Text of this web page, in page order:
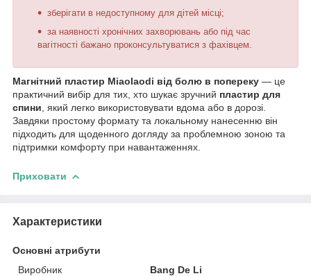
зберігати в недоступному для дітей місці;
за наявності хронічних захворювань або під час
вагітності бажано проконсультуватися з фахівцем.
Магнітний пластир Miaolaodi від болю в попереку — це
практичний вибір для тих, хто шукає зручний пластир для
спини , який легко використовувати вдома або в дорозі.
Завдяки простому формату та локальному нанесенню він
підходить для щоденного догляду за проблемною зоною та
підтримки комфорту при навантаженнях.
Приховати
Характеристики
Основні атрибути
Виробник
Bang De Li